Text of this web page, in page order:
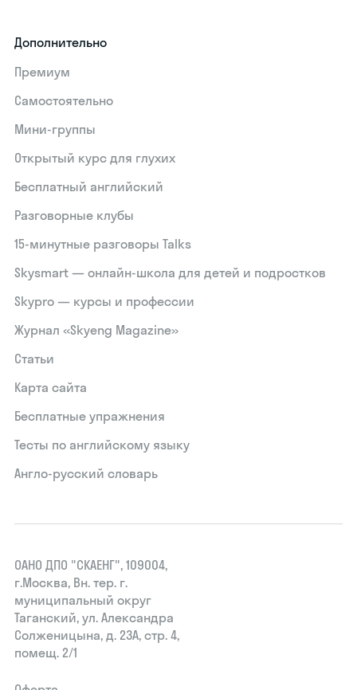
Дополнительно
Премиум
Самостоятельно
Мини-группы
Открытый курс для глухих
Бесплатный английский
Разговорные клубы
15‑минутные разговоры Talks
Skysmart — онлайн-школа для детей и подростков
Skypro — курсы и профессии
Журнал «Skyeng Magazine»
Статьи
Карта сайта
Бесплатные упражнения
Тесты по английскому языку
Англо-русский словарь
ОАНО ДПО "СКАЕНГ", 109004,
г.Москва, Вн. тер. г.
муниципальный округ
Таганский, ул. Александра
Солженицына, д. 23А, стр. 4,
помещ. 2/1